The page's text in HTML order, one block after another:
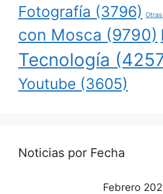
Fotografía (3796) Otras
con Mosca (9790)
Tecnología
Youtube (3605)
Noticias por Fecha
Febrero